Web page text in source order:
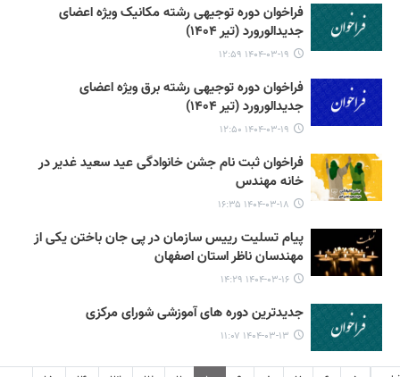
فراخوان دوره توجیهی رشته مکانیک ویژه اعضای
جدیدالورورد (تیر ۱۴۰۴)
۱۴۰۴-۰۳-۱۹ ۱۲:۵۹
فراخوان دوره توجیهی رشته برق ویژه اعضای
جدیدالورورد (تیر ۱۴۰۴)
۱۴۰۴-۰۳-۱۹ ۱۲:۵۰
فراخوان ثبت نام جشن خانوادگی عید سعید غدیر در
خانه مهندس
۱۴۰۴-۰۳-۱۸ ۱۶:۳۵
پیام تسلیت رییس سازمان در پی جان باختن یکی از
مهندسان ناظر استان اصفهان
۱۴۰۴-۰۳-۱۶ ۱۴:۲۹
جدیدترین دوره های آموزشی شورای مرکزی
۱۴۰۴-۰۳-۱۳ ۱۱:۰۷